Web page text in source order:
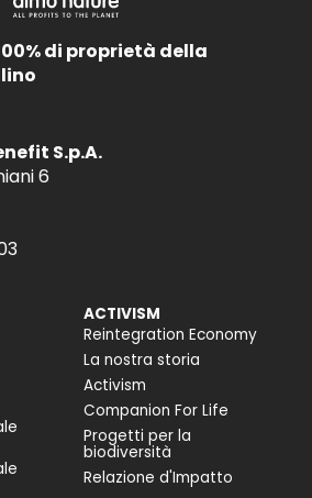
di proprietà della
S.p.A.
6
ACTIVISM
Reintegration Economy
La nostra storia
Activism
Companion For Life
Progetti per la
biodiversità
Relazione d'Impatto